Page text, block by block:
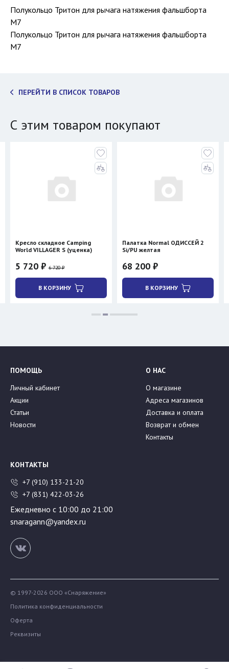
Полукольцо Тритон для рычага натяжения фальшборта
M7
Полукольцо Тритон для рычага натяжения фальшборта
M7
ПЕРЕЙТИ В СПИСОК ТОВАРОВ
С этим товаром покупают
Кресло складное Camping
World VILLAGER S (уценка)
5 720 ₽ 6 720 ₽
В КОРЗИНУ
Палатка Normal ОДИССЕЙ 2
Si/PU желтая
68 200 ₽
В КОРЗИНУ
ПОМОЩЬ
Личный кабинет
Акции
Статьи
Новости
О НАС
О магазине
Адреса магазинов
Доставка и оплата
Возврат и обмен
Контакты
КОНТАКТЫ
+7 (910) 133-21-20
+7 (831) 422-03-26
Ежедневно с 10:00 до 21:00
snaragann@yandex.ru
© 1997-2026 ООО «Снаряжение»
Политика конфиденциальности
Оферта
Реквизиты